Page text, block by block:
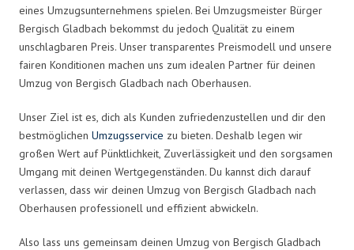
eines Umzugsunternehmens spielen. Bei Umzugsmeister Bürger
Bergisch Gladbach bekommst du jedoch Qualität zu einem
unschlagbaren Preis. Unser transparentes Preismodell und unsere
fairen Konditionen machen uns zum idealen Partner für deinen
Umzug von Bergisch Gladbach nach Oberhausen.
Unser Ziel ist es, dich als Kunden zufriedenzustellen und dir den
bestmöglichen Umzugsservice zu bieten. Deshalb legen wir
großen Wert auf Pünktlichkeit, Zuverlässigkeit und den sorgsamen
Umgang mit deinen Wertgegenständen. Du kannst dich darauf
verlassen, dass wir deinen Umzug von Bergisch Gladbach nach
Oberhausen professionell und effizient abwickeln.
Also lass uns gemeinsam deinen Umzug von Bergisch Gladbach